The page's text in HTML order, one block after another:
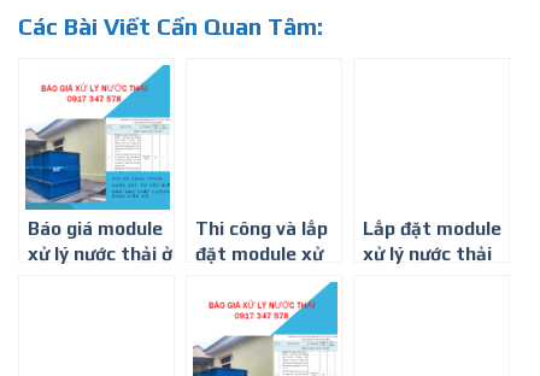
Các Bài Viết Cần Quan Tâm:
Báo giá module
xử lý nước thải ở
Thi công và lắp
đặt module xử
3m3/ngày đêm
Lắp đặt module
xử lý nước thải